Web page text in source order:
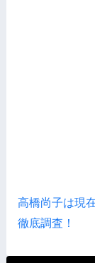
高橋尚子は現
徹底調査！